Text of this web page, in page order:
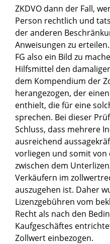
ZKDVO dann der Fall,
Person rechtlich und
der anderen
Anweisungen zu
FG also ein Bild zu
Hilfsmittel den
dem Kompendium der
herangezogen, der
enthielt, die für eine
sprechen. Bei dieser
Schluss, dass mehrere
ausreichend
vorliegen und somit
zwischen dem
Verkäufern im
auszugehen ist. Daher
Lizenzgebühren vom
Recht als nach den
Kaufgeschäftes
Zollwert einbezogen.